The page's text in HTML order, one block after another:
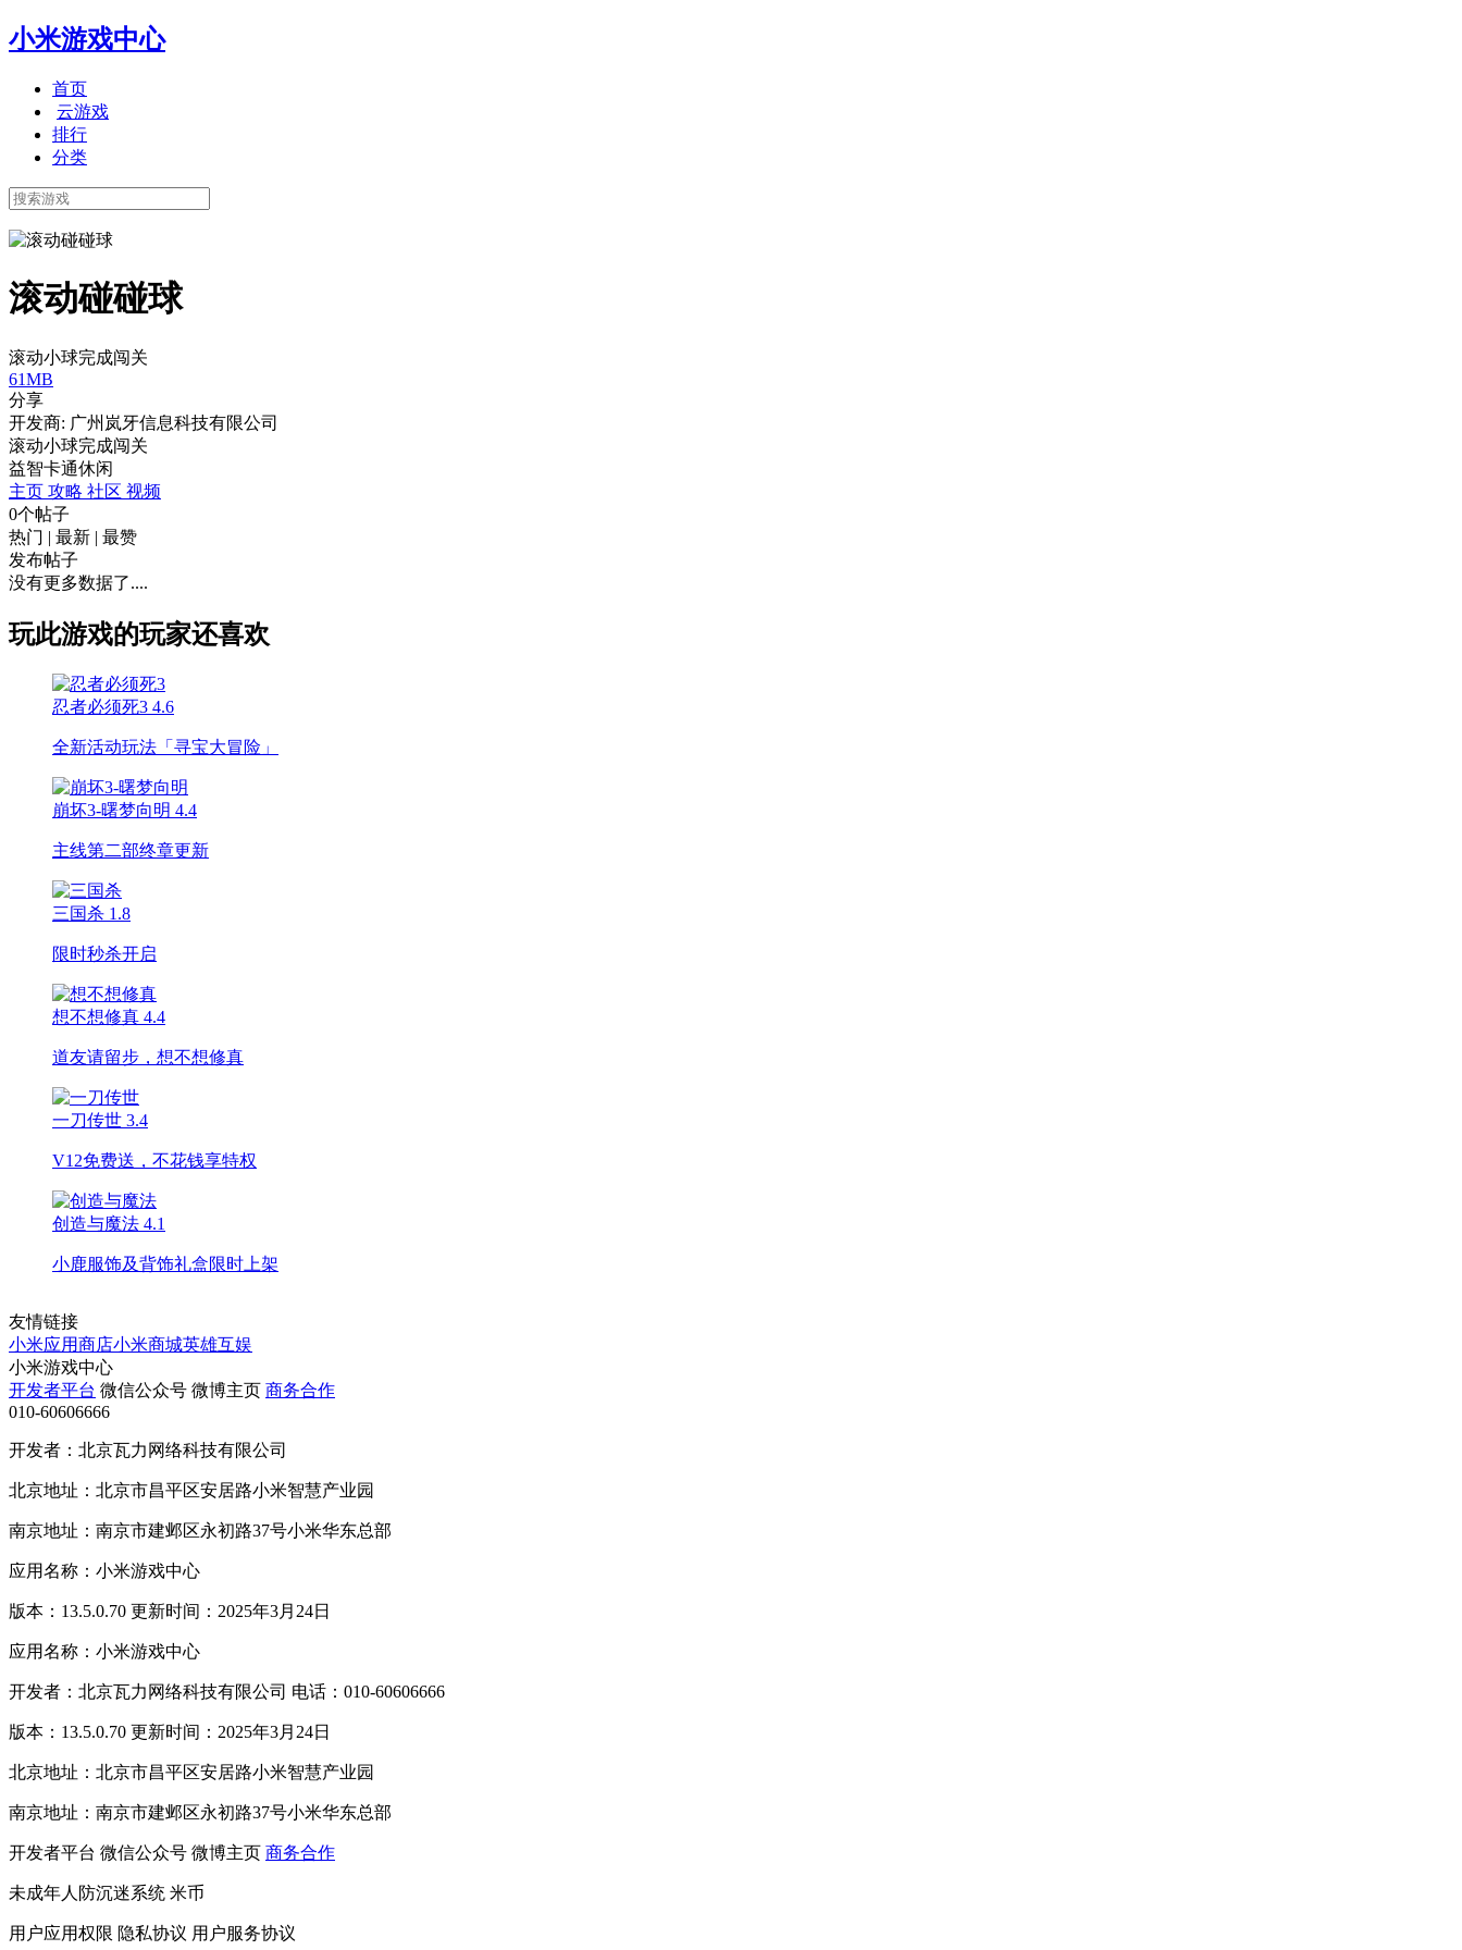
小米游戏中心
首页
云游戏
排行
分类
滚动碰碰球
滚动小球完成闯关
61MB
分享
开发商: 广州岚牙信息科技有限公司
滚动小球完成闯关
益智卡通休闲
主页 攻略 社区 视频
0个帖子
热门 | 最新 | 最赞
发布帖子
没有更多数据了....
玩此游戏的玩家还喜欢
忍者必须死3 4.6
全新活动玩法「寻宝大冒险」
崩坏3-曙梦向明 4.4
主线第二部终章更新
三国杀 1.8
限时秒杀开启
想不想修真 4.4
道友请留步，想不想修真
一刀传世 3.4
V12免费送，不花钱享特权
创造与魔法 4.1
小鹿服饰及背饰礼盒限时上架
友情链接
小米应用商店小米商城英雄互娱
小米游戏中心
开发者平台 微信公众号 微博主页 商务合作
010-60606666
开发者：北京瓦力网络科技有限公司
北京地址：北京市昌平区安居路小米智慧产业园
南京地址：南京市建邺区永初路37号小米华东总部
应用名称：小米游戏中心
版本：13.5.0.70 更新时间：2025年3月24日
应用名称：小米游戏中心
开发者：北京瓦力网络科技有限公司 电话：010-60606666
版本：13.5.0.70 更新时间：2025年3月24日
北京地址：北京市昌平区安居路小米智慧产业园
南京地址：南京市建邺区永初路37号小米华东总部
开发者平台 微信公众号 微博主页 商务合作
未成年人防沉迷系统 米币
用户应用权限 隐私协议 用户服务协议